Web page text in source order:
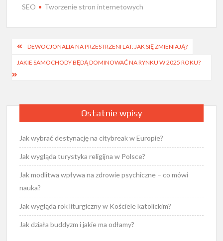
SEO
Tworzenie stron internetowych
Nawigacja
wpisu
DEWOCJONALIA NA PRZESTRZENI LAT: JAK SIĘ ZMIENIAJĄ?
JAKIE SAMOCHODY BĘDĄ DOMINOWAĆ NA RYNKU W 2025 ROKU?
Ostatnie wpisy
Jak wybrać destynację na citybreak w Europie?
Jak wygląda turystyka religijna w Polsce?
Jak modlitwa wpływa na zdrowie psychiczne – co mówi
nauka?
Jak wygląda rok liturgiczny w Kościele katolickim?
Jak działa buddyzm i jakie ma odłamy?